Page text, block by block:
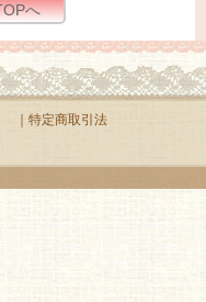
へ
｜特定商取引法